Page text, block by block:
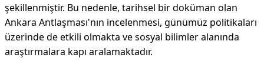
şekillenmiştir. Bu nedenle, tarihsel bir doküman olan
Ankara Antlaşması'nın incelenmesi, günümüz politikaları
üzerinde de etkili olmakta ve sosyal bilimler alanında
araştırmalara kapı aralamaktadır.